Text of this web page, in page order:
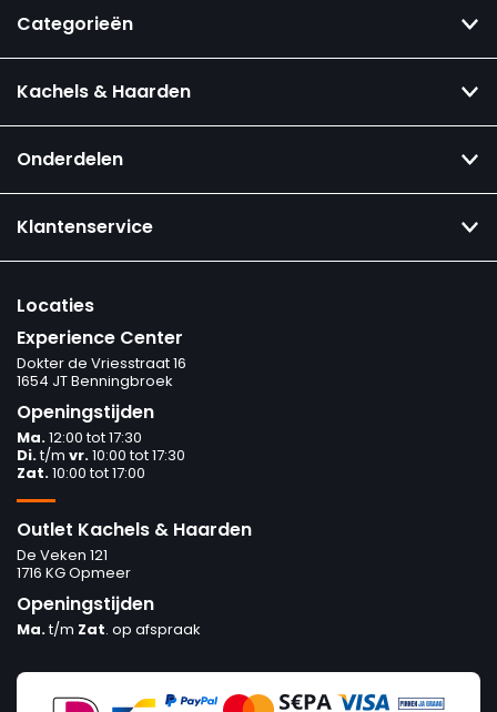
Categorieën
Kachels & Haarden
Onderdelen
Klantenservice
Locaties
Experience Center
Dokter de Vriesstraat 16
1654 JT Benningbroek
Openingstijden
Ma.12:00 tot 17:30
Di.t/m vr.10:00 tot 17:30
Zat.10:00 tot 17:00
Outlet Kachels & Haarden
De Veken 121
1716 KG Opmeer
Openingstijden
Ma.t/m Zat. op afspraak